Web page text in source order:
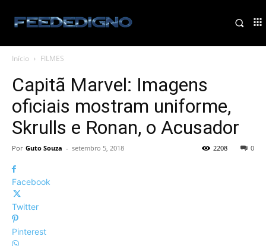
Início FILMES
Capitã Marvel: Imagens
oficiais mostram uniforme,
Skrulls e Ronan, o Acusador
Por Guto Souza - setembro 5, 2018 0
2208
Facebook
Twitter
Pinterest